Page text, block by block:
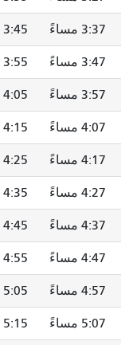
3:37 مساءً 3:45 مساءً
3:47 مساءً 3:55 مساءً
3:57 مساءً 4:05 مساءً
4:07 مساءً 4:15 مساءً
4:17 مساءً 4:25 مساءً
4:27 مساءً 4:35 مساءً
4:37 مساءً 4:45 مساءً
4:47 مساءً 4:55 مساءً
4:57 مساءً 5:05 مساءً
5:07 مساءً 5:15 مساءً